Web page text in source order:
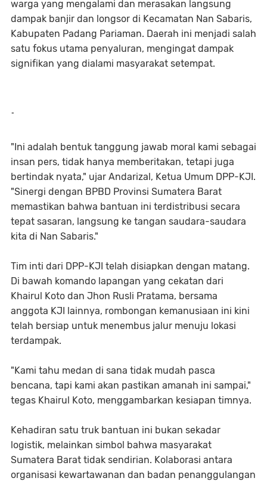
warga yang mengalami dan merasakan langsung
dampak banjir dan longsor di Kecamatan Nan Sabaris,
Kabupaten Padang Pariaman. Daerah ini menjadi salah
satu fokus utama penyaluran, mengingat dampak
signifikan yang dialami masyarakat setempat.
-
"Ini adalah bentuk tanggung jawab moral kami sebagai
insan pers, tidak hanya memberitakan, tetapi juga
bertindak nyata," ujar Andarizal, Ketua Umum DPP-KJI.
"Sinergi dengan BPBD Provinsi Sumatera Barat
memastikan bahwa bantuan ini terdistribusi secara
tepat sasaran, langsung ke tangan saudara-saudara
kita di Nan Sabaris."
Tim inti dari DPP-KJI telah disiapkan dengan matang.
Di bawah komando lapangan yang cekatan dari
Khairul Koto dan Jhon Rusli Pratama, bersama
anggota KJI lainnya, rombongan kemanusiaan ini kini
telah bersiap untuk menembus jalur menuju lokasi
terdampak.
"Kami tahu medan di sana tidak mudah pasca
bencana, tapi kami akan pastikan amanah ini sampai,"
tegas Khairul Koto, menggambarkan kesiapan timnya.
Kehadiran satu truk bantuan ini bukan sekadar
logistik, melainkan simbol bahwa masyarakat
Sumatera Barat tidak sendirian. Kolaborasi antara
organisasi kewartawanan dan badan penanggulangan